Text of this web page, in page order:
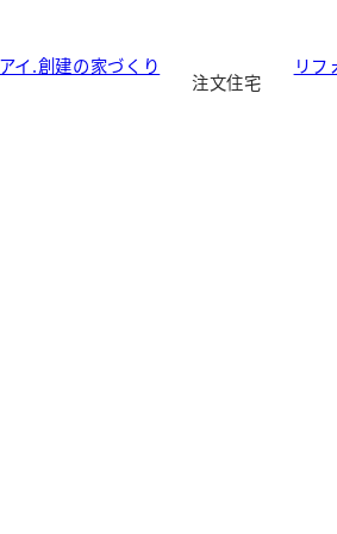
イ.創建の家づくり
注文住宅
リフ